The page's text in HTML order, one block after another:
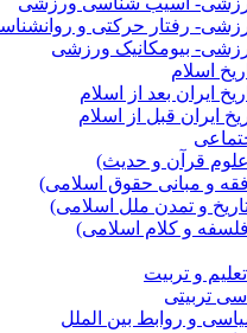
رفتار حرکتی و
بیومکانیک ورزشی
اسلام
ایران بعد از اسلام
ایران قبل از اسلام
قرآن و حدیث)
و مبانی حقوق اسلامی)
و تمدن ملل اسلامی)
و کلام اسلامی)
و تربیت
تربیتی
و روابط بین الملل